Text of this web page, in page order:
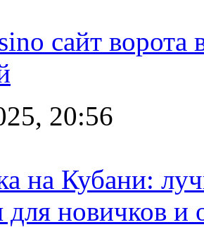
сайт
20:56
на Кубани:
для новичков